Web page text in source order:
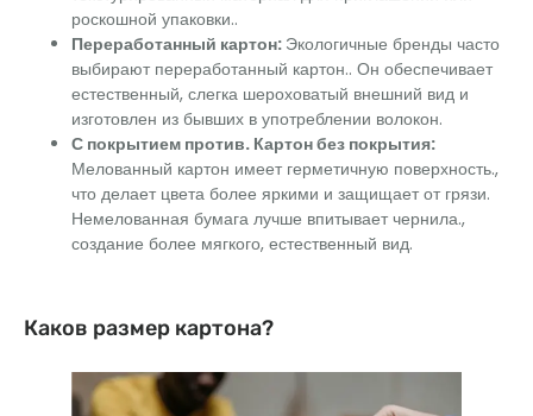
роскошной упаковки..
Переработанный картон: Экологичные бренды часто
выбирают переработанный картон.. Он обеспечивает
естественный, слегка шероховатый внешний вид и
изготовлен из бывших в употреблении волокон.
С покрытием против. Картон без покрытия:
Мелованный картон имеет герметичную поверхность.,
что делает цвета более яркими и защищает от грязи.
Немелованная бумага лучше впитывает чернила.,
создание более мягкого, естественный вид.
Каков размер картона?